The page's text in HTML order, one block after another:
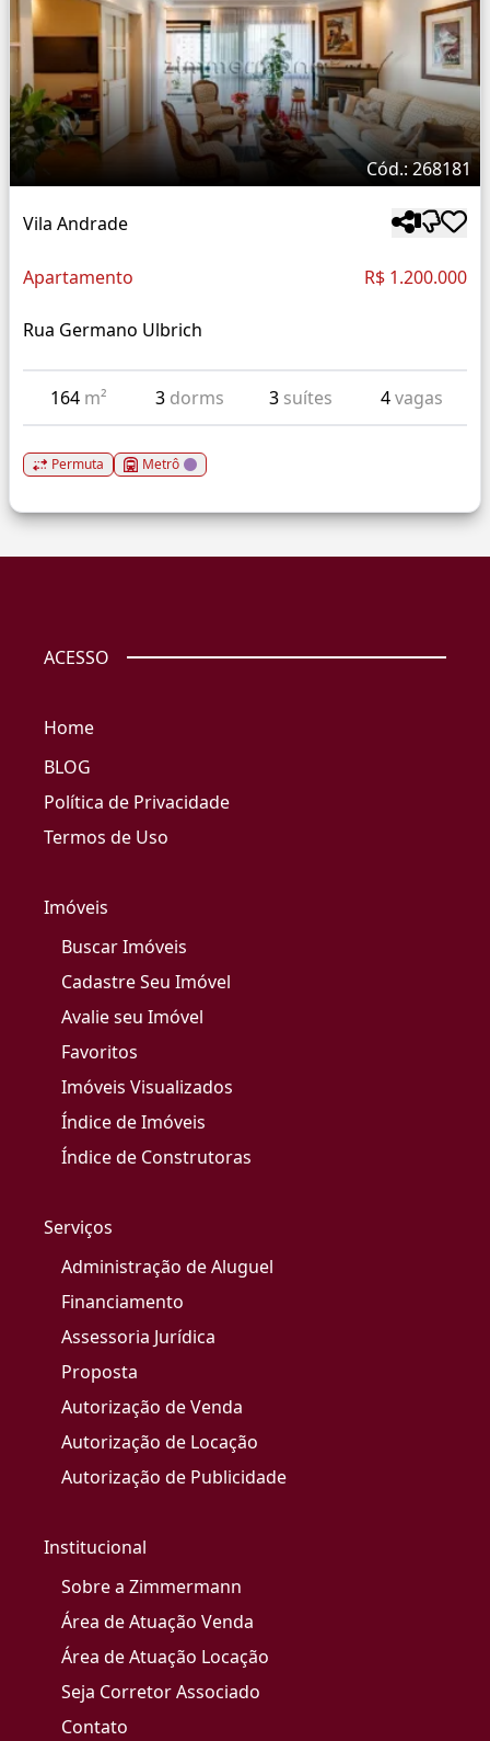
Cód.: 268181
Vila Andrade
Apartamento R$ 1.200.000
Rua Germano Ulbrich
164 m² 3 dorms 3 suítes 4vagas
Permuta Metrô
ACESSO
Home
BLOG
Política de Privacidade
Termos de Uso
Imóveis
Buscar Imóveis
Cadastre Seu Imóvel
Avalie seu Imóvel
Favoritos
Imóveis Visualizados
Índice de Imóveis
Índice de Construtoras
Serviços
Administração de Aluguel
Financiamento
Assessoria Jurídica
Proposta
Autorização de Venda
Autorização de Locação
Autorização de Publicidade
Institucional
Sobre a Zimmermann
Área de Atuação Venda
Área de Atuação Locação
Seja Corretor Associado
Contato